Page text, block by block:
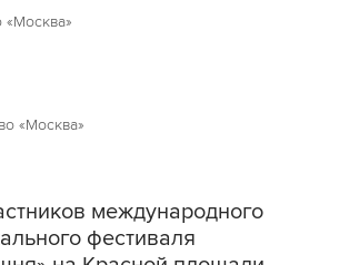
«Москва»
«Москва»
международного
фестиваля